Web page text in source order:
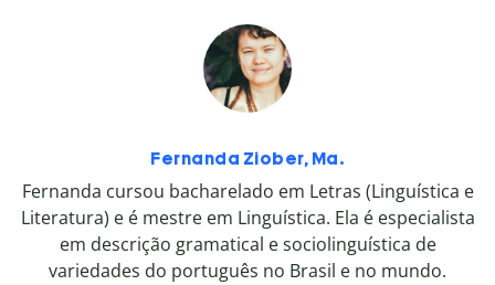
Fernanda Ziober, Ma.
Fernanda cursou bacharelado em Letras (Linguística e
Literatura) e é mestre em Linguística. Ela é especialista
em descrição gramatical e sociolinguística de
variedades do português no Brasil e no mundo.